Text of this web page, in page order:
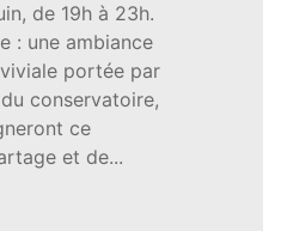
de 19h à 23h.
: une ambiance
portée par
conservatoire,
ce
et de...